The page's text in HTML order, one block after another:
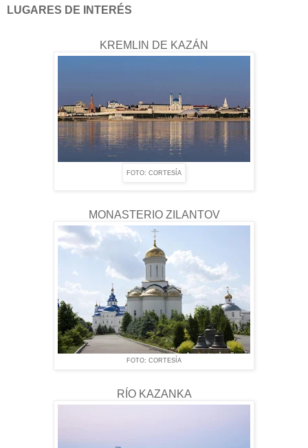
LUGARES DE INTERÉS
KREMLIN DE KAZÁN
FOTO: CORTESÍA
MONASTERIO ZILANTOV
FOTO: CORTESÍA
RÍO KAZANKA